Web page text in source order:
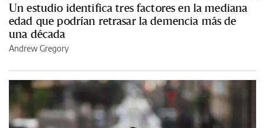
Un estudio identifica tres factores en la mediana
edad que podrían retrasar la demencia más de
una década
Andrew Gregory